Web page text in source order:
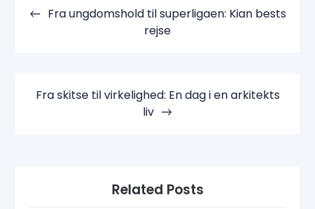
Fra ungdomshold til superligaen: Kian bests
rejse
Fra skitse til virkelighed: En dag i en arkitekts
liv
Related Posts